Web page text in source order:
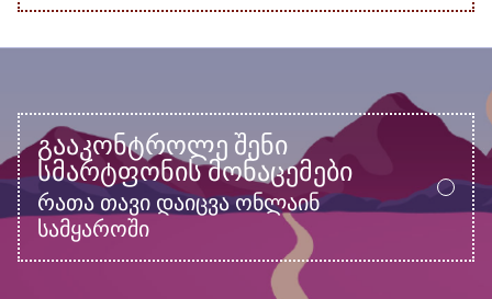
ᲒᲐᲐᲙᲝᲜᲢᲠᲝᲚᲔ ᲨᲔᲜᲘ
ᲡᲛᲐᲠᲢᲤᲝᲜᲘᲡ ᲛᲝᲜᲐᲪᲔᲛᲔᲑᲘ
რათა თავი დაიცვა ონლაინ
სამყაროში